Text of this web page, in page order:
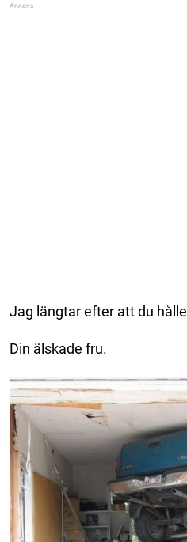
Jag längtar efter att du
Din älskade fru.